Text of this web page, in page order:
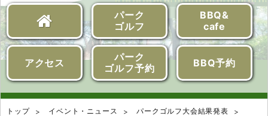
パーク
ゴルフ
BBQ&
cafe
アクセス
パーク
ゴルフ予約
BBQ予約
トップ イベント・ニュース
パークゴルフ大会結果発表